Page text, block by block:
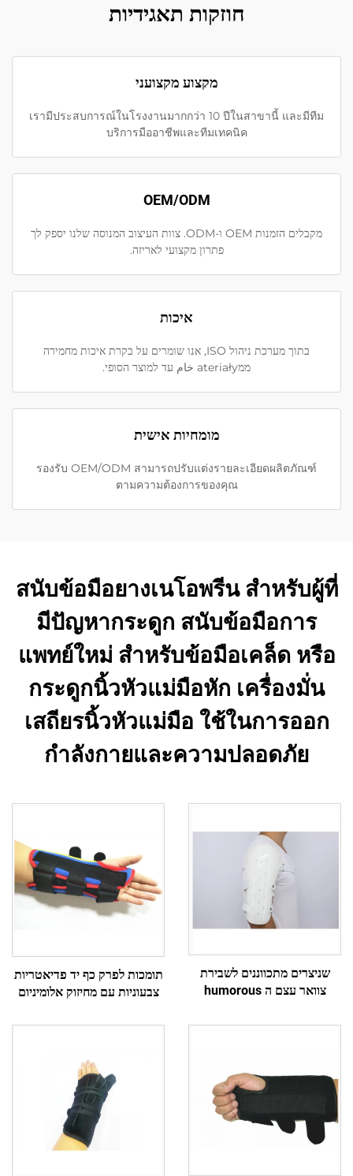
חוזקות תאגידיות
מקצוע מקצועני
เรามีประสบการณ์ในโรงงานมากกว่า 10 ปีในสาขานี้ และมีทีม
บริการมืออาชีพและทีมเทคนิค
OEM/ODM
מקבלים הזמנות OEM ו-ODM. צוות העיצוב המנוסה שלנו יספק לך
פתרון מקצועי לאריזה.
איכות
בתוך מערכת ניהול ISO, אנו שומרים על בקרת איכות מחמירה
ממateriały خام עד למוצר הסופי.
מומחיות אישית
รองรับ OEM/ODM สามารถปรับแต่งรายละเอียดผลิตภัณฑ์
ตามความต้องการของคุณ
สนับข้อมือยางเนโอพรีน สำหรับผู้ที่
มีปัญหากระดูก สนับข้อมือการ
แพทย์ใหม่ สำหรับข้อมือเคล็ด หรือ
กระดูกนิ้วหัวแม่มือหัก เครื่องมั่น
เสถียรนิ้วหัวแม่มือ ใช้ในการออก
กำลังกายและความปลอดภัย
שניצרים מתכווננים לשבירת
צוואר עצם ה humorous
וכתף
תומכות לפרק כף יד פדיאטריות
צבעוניות עם מחיזוק אלומיניום